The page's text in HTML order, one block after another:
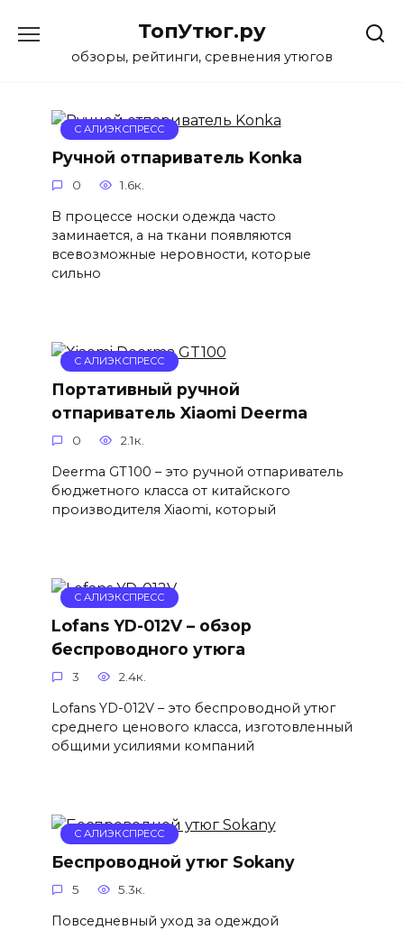
содержанию
ТопУтюг.ру
обзоры, рейтинги, сревнения утюгов
С АЛИЭКСПРЕСС
Ручной отпариватель Konka
0 1.6к.
В процессе носки одежда часто
заминается, а на ткани появляются
всевозможные неровности, которые
сильно
С АЛИЭКСПРЕСС
Портативный ручной
отпариватель Xiaomi Deerma
0 2.1к.
Deerma GT100 – это ручной отпариватель
бюджетного класса от китайского
производителя Xiaomi, который
С АЛИЭКСПРЕСС
Lofans YD-012V – обзор
беспроводного утюга
3 2.4к.
Lofans YD-012V – это беспроводной утюг
среднего ценового класса, изготовленный
общими усилиями компаний
С АЛИЭКСПРЕСС
Беспроводной утюг Sokany
5 5.3к.
Повседневный уход за одеждой